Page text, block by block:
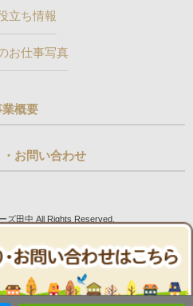
立ち情報
お仕事写真
業概要
お問い合わせ
ズ田中 All Rights Reserved.